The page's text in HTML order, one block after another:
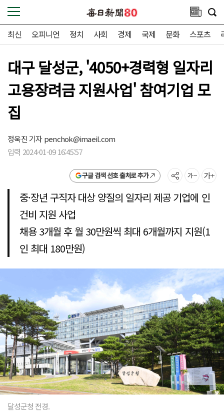
최신 오피니언 정치 사회 경제 국제 문화 스포츠
대구 달성군, '4050+경력형 일자리
고용장려금 지원사업' 참여기업 모
집
정욱진 기자penchok@imaeil.com
입력 2024-01-09 16:45:57
구글 검색 선호 출처로 추가
중·장년 구직자 대상 양질의 일자리 제공 기업에 인
건비 지원 사업
채용 3개월 후 월 30만원씩 최대 6개월까지 지원(1
인 최대 180만원)
달성군청 전경.